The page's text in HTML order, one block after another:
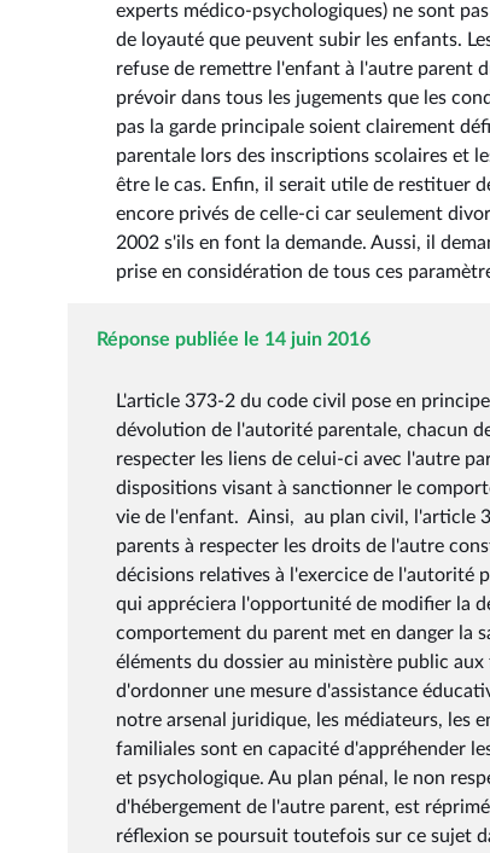
experts médico-psychologiques) ne sont
de loyauté que peuvent subir les enfants.
refuse de remettre l'enfant à l'autre parent
prévoir dans tous les jugements que les
pas la garde principale soient clairement
parentale lors des inscriptions scolaires et
être le cas. Enfin, il serait utile de restituer
encore privés de celle-ci car seulement
2002 s'ils en font la demande. Aussi, il
prise en considération de tous ces
Réponse publiée le 14 juin 2016
L'article 373-2 du code civil pose en
dévolution de l'autorité parentale, chacun
respecter les liens de celui-ci avec l'autre
dispositions visant à sanctionner le
vie de l'enfant. Ainsi, au plan civil, l'article
parents à respecter les droits de l'autre
décisions relatives à l'exercice de l'autorité
qui appréciera l'opportunité de modifier la
comportement du parent met en danger la
éléments du dossier au ministère public
d'ordonner une mesure d'assistance
notre arsenal juridique, les médiateurs, les
familiales sont en capacité d'appréhender
et psychologique. Au plan pénal, le non
d'hébergement de l'autre parent, est
réflexion se poursuit toutefois sur ce sujet